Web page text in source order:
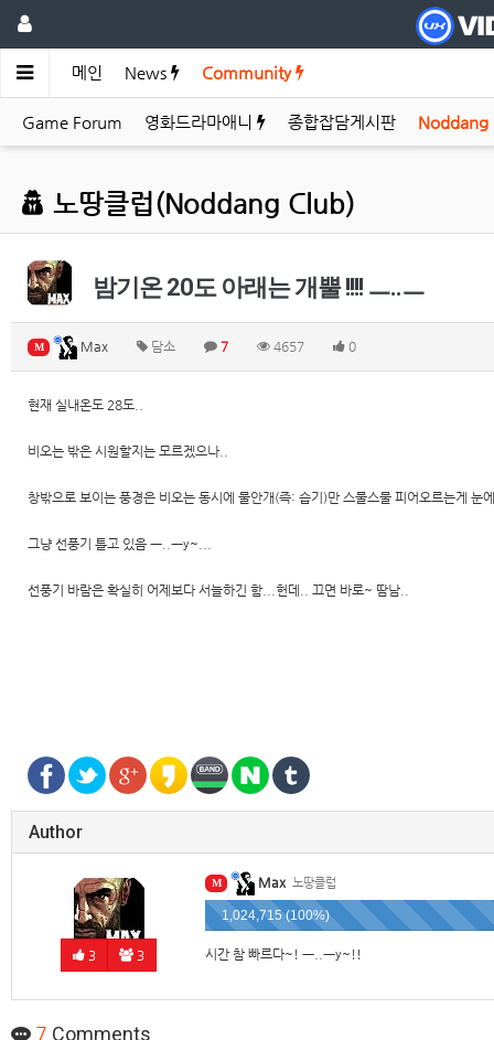
메인 News Community
Game Forum 영화드라마애니 종합잡담게시판 Noddang
노땅클럽(Noddang Club)
밤기온 20도 아래는 개뿔 !!!! ㅡ..ㅡ
M Max 담소 7 4657 0
현재 실내온도 28도..
비오는 밖은 시원할지는 모르겠으나..
창밖으로 보이는 풍경은 비오는 동시에 물안개(즉: 습기)만 스물스물 피어오르는게 눈
그냥 선풍기 틀고 있음 ㅡ..ㅡy~...
선풍기 바람은 확실히 어제보다 서늘하긴 함...헌데.. 끄면 바로~ 땀남..
Author
3 3
M Max 노땅클럽
1,024,715 (100%)
시간 참 빠르다~! ㅡ..ㅡy~!!
7 Comments